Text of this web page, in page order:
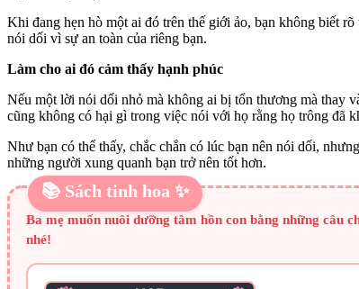
Khi đang hẹn hò một ai đó trên thế giới ảo, bạn không biết
nói dối vì sự an toàn của riêng bạn.
Làm cho ai đó cảm thấy hạnh phúc
Nếu một lời nói dối nhỏ mà không ai bị tổn thương mà thay
cũng không có hại gì trong việc nói với họ rằng họ trông đã
Như bạn có thể thấy, chắc chắn có lúc bạn nên nói dối,
những người xung quanh bạn trở nên tốt hơn.
📚 Sách tinh hoa ✨
Ba mẹ muốn nuôi dưỡng tâm hồn con bằng những câu
nhé!